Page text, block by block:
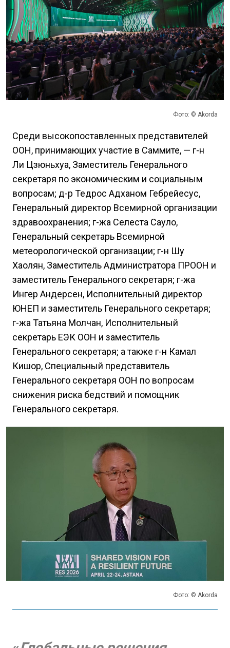
Фото: © Akorda
Среди высокопоставленных представителей
ООН, принимающих участие в Саммите, — г-н
Ли Цзюньхуа, Заместитель Генерального
секретаря по экономическим и социальным
вопросам; д-р Тедрос Адханом Гебрейесус,
Генеральный директор Всемирной организации
здравоохранения; г-жа Селеста Сауло,
Генеральный секретарь Всемирной
метеорологической организации; г-н Шу
Хаолян, Заместитель Администратора ПРООН и
заместитель Генерального секретаря; г-жа
Ингер Андерсен, Исполнительный директор
ЮНЕП и заместитель Генерального секретаря;
г-жа Татьяна Молчан, Исполнительный
секретарь ЕЭК ООН и заместитель
Генерального секретаря; а также г-н Камал
Кишор, Специальный представитель
Генерального секретаря ООН по вопросам
снижения риска бедствий и помощник
Генерального секретаря.
Фото: © Akorda